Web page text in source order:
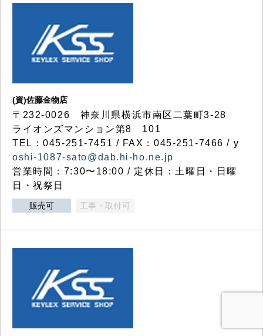
(資)佐藤金物店
〒232-0026 神奈川県横浜市南区二葉町3-28
ライオンズマンション第8 101
TEL：045-251-7451 / FAX：045-251-7466 / y
oshi-1087-sato@dab.hi-ho.ne.jp
営業時間：7:30〜18:00 / 定休日：土曜日・日曜
日・祝祭日
販売可 工事・取付可